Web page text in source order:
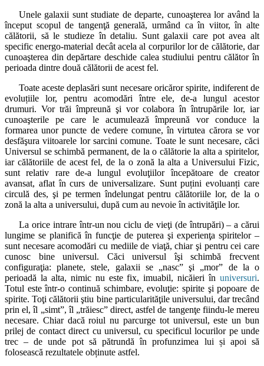
Unele galaxii sunt studiate de departe, cunoaşterea lor având la
început scopul de tangenţă generală, urmând ca în viitor, în alte
călătorii, să le studieze în detaliu. Sunt galaxii care pot avea alt
specific energo-material decât acela al corpurilor lor de călătorie, dar
cunoaşterea din depărtare deschide calea studiului pentru călător în
perioada dintre două călătorii de acest fel.
Toate aceste deplasări sunt necesare oricăror spirite, indiferent de
evoluțiile lor, pentru acomodări între ele, de-a lungul acestor
drumuri. Vor trăi împreună şi vor colabora în întrupările lor, iar
cunoaşterile pe care le acumulează împreună vor conduce la
formarea unor puncte de vedere comune, în virtutea cărora se vor
desfăşura viitoarele lor sarcini comune. Toate le sunt necesare, căci
Universul se schimbă permanent, de la o călătorie la alta a spiritelor,
iar călătoriile de acest fel, de la o zonă la alta a Universului Fizic,
sunt relativ rare de-a lungul evoluţiilor începătoare de creator
avansat, aflat în curs de universalizare. Sunt puțini evoluanți care
circulă des, şi pe termen îndelungat pentru călătoriile lor, de la o
zonă la alta a universului, după cum au nevoie în activităţile lor.
La orice intrare într-un nou ciclu de vieţi (de întrupări) – a cărui
lungime se planifică în funcţie de puterea şi experienţa spiritelor –
sunt necesare acomodări cu mediile de viaţă, chiar şi pentru cei care
cunosc bine universul. Căci universul îşi schimbă frecvent
configuraţia: planete, stele, galaxii se „nasc” şi „mor” de la o
perioadă la alta, nimic nu este fix, imuabil, nicăieri în universuri.
Totul este într-o continuă schimbare, evoluţie: spirite şi popoare de
spirite. Toţi călătorii ştiu bine particularităţile universului, dar trecând
prin el, îl „simt”, îl „trăiesc” direct, astfel de tangenţe fiindu-le mereu
necesare. Chiar dacă roiul nu parcurge tot universul, este un bun
prilej de contact direct cu universul, cu specificul locurilor pe unde
trec – de unde pot să pătrundă în profunzimea lui și apoi să
folosească rezultatele obținute astfel.